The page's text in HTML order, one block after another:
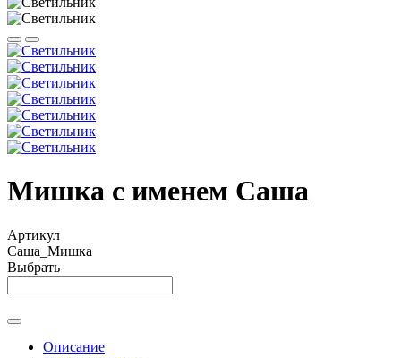
Мишка с именем Саша
Артикул
Саша_Мишка
Выбрать
Описание